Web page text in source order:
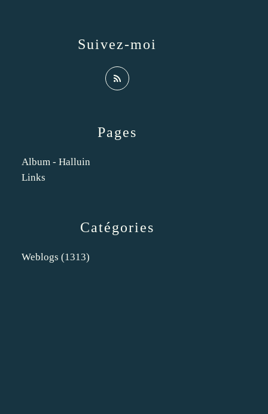
Catégories
Weblogs (1313)
Pages
Album - Halluin
Links
Suivez-moi